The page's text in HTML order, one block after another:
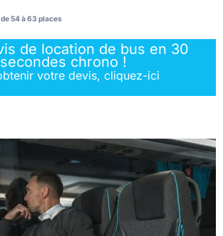
54 à 63 places
de location de bus en 30
secondes chrono !
votre devis, cliquez-ici